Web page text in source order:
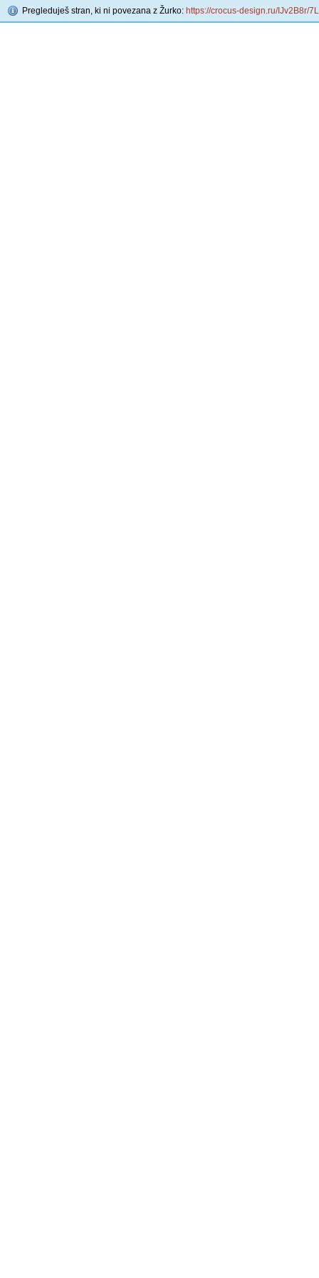
Pregleduješ stran, ki ni povezana z Žurko: https://crocus-design.ru/IJv2B8r/